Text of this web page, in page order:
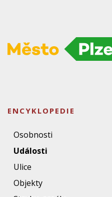
ENCYKLOPEDIE
Osobnosti
Události
Ulice
Objekty